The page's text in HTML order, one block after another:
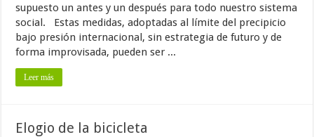
supuesto un antes y un después para todo nuestro sistema
social. Estas medidas, adoptadas al límite del precipicio
bajo presión internacional, sin estrategia de futuro y de
forma improvisada, pueden ser ...
Leer más
Elogio de la bicicleta